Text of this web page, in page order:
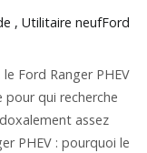
Utilitaire neufFord
Ford Ranger PHEV
qui recherche
assez
PHEV : pourquoi le